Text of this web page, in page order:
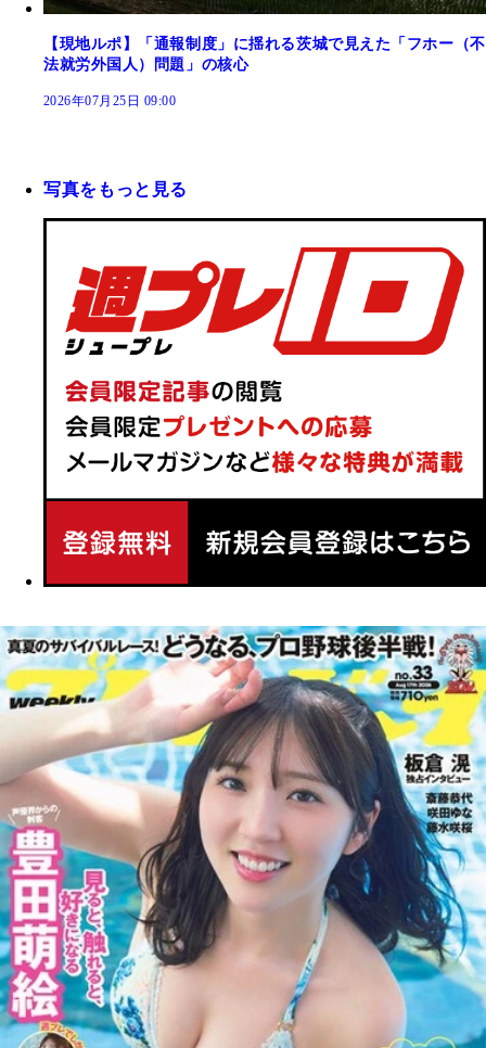
【現地ルポ】「通報制度」に揺れる茨城で見えた「フホー（不
法就労外国人）問題」の核心
2026年07月25日 09:00
写真をもっと見る